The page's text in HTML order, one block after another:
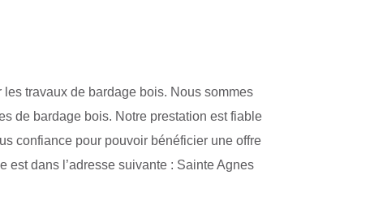
travaux de bardage bois. Nous sommes
de bardage bois. Notre prestation est fiable
confiance pour pouvoir bénéficier une offre
est dans l’adresse suivante : Sainte Agnes